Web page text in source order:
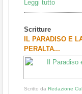
Leggi tutto
Scritture
IL PARADISO E
PERALTA...
Scritto da Redazione